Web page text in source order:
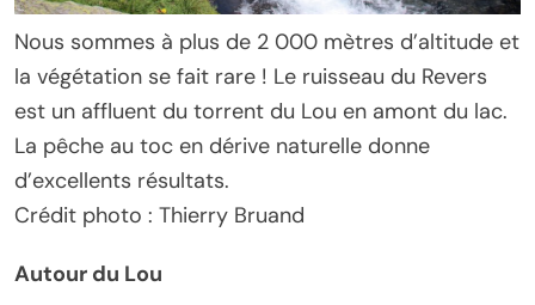
Nous sommes à plus de 2 000 mètres d’altitude et
la végétation se fait rare ! Le ruisseau du Revers
est un affluent du torrent du Lou en amont du lac.
La pêche au toc en dérive naturelle donne
d’excellents résultats.
Crédit photo : Thierry Bruand
Autour du Lou